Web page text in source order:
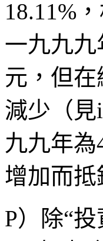
18.11%
一九九九
元，但
減少（
九九年
增加而
P）除“